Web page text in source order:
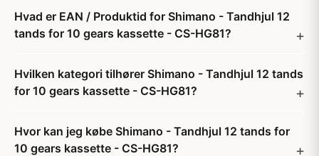
Hvad er EAN / Produktid for Shimano - Tandhjul 12
tands for 10 gears kassette - CS-HG81?
Hvilken kategori tilhører Shimano - Tandhjul 12 tands
for 10 gears kassette - CS-HG81?
Hvor kan jeg købe Shimano - Tandhjul 12 tands for
10 gears kassette - CS-HG81?